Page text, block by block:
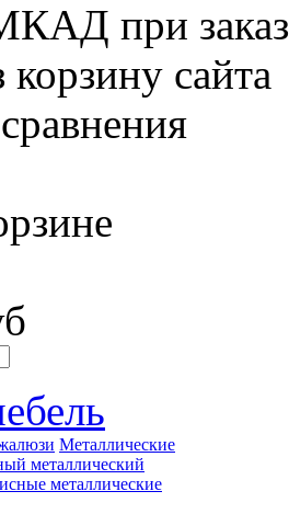
при
корзину сайта
Металлические
металлический
металлические